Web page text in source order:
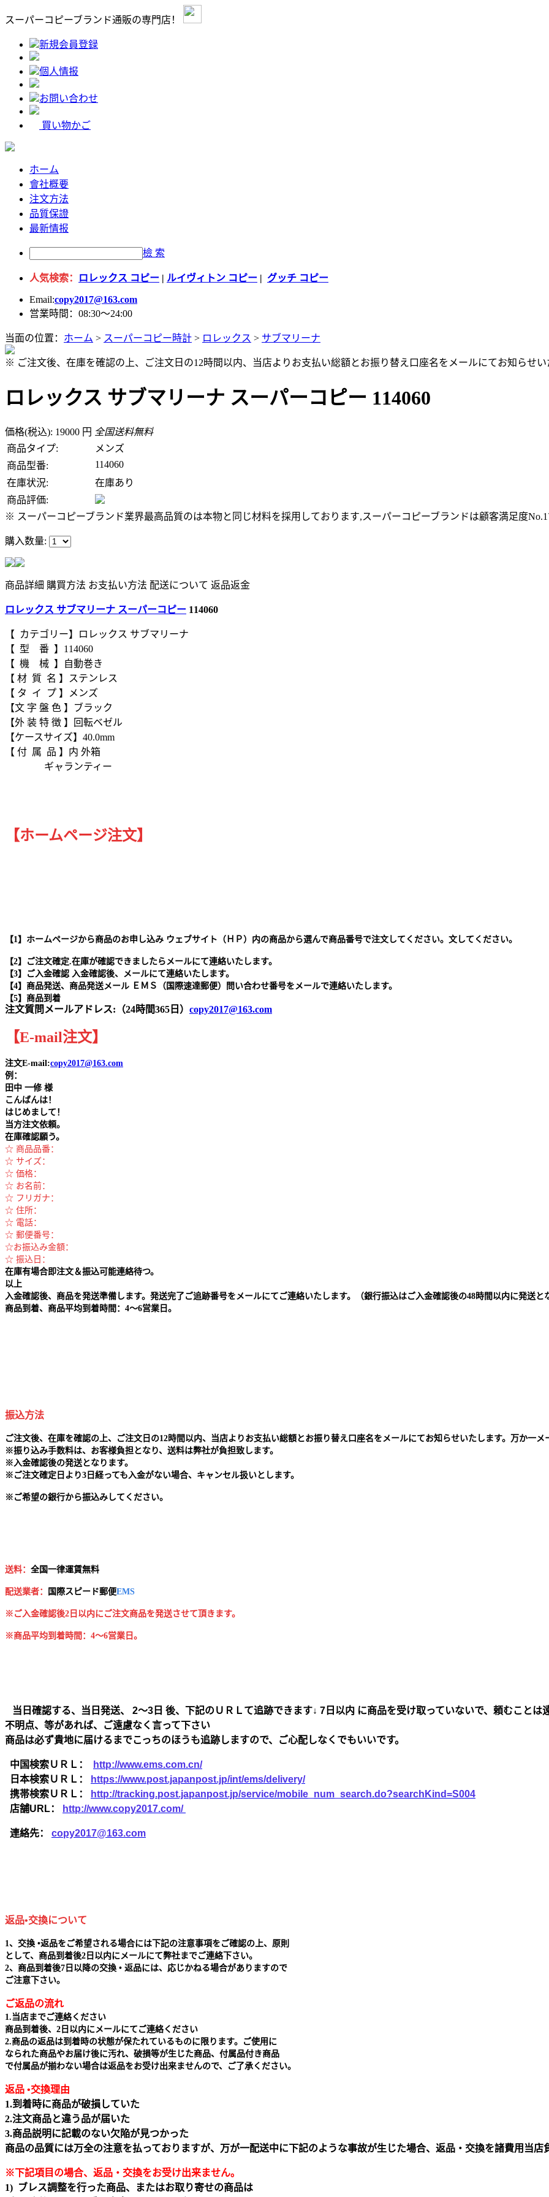
スーパーコピーブランド通販の専門店！
新規会員登録
個人情报
お問い合わせ
買い物かご
ホーム
會社概要
注文方法
品質保證
最新情报
檢 索
人気検索： ロレックス コピー | ルイヴィトン コピー | グッチ コピー
Email:copy2017@163.com
営業時間：08:30～24:00
当面の位置： ホーム > スーパーコピー時計 > ロレックス > サブマリーナ
※ ご注文後、在庫を確認の上、ご注文日の12時間以内、当店よりお支払い総額とお振り替え口座名をメールにてお知らせい
ロレックス サブマリーナ スーパーコピー 114060
価格(税込): 19000 円 全国送料無料
商品タイプ:
メンズ
商品型番:
114060
在庫状況:
在庫あり
商品評価:
※ スーパーコピーブランド業界最高品質のは本物と同じ材料を採用しております,スーパーコピーブランドは顧客満足度No.1
購入数量:
商品詳細 購買方法 お支払い方法 配送について 返品返金
ロレックス サブマリーナ スーパーコピー 114060
【 カテゴリー】ロレックス サブマリーナ
【 型 番 】114060
【 機 械 】自動巻き
【 材 質 名 】ステンレス
【 タ イ プ 】メンズ
【文 字 盤 色 】ブラック
【外 装 特 徴 】回転ベゼル
【ケースサイズ】40.0mm
【 付 属 品 】内 外箱
ギャランティー
【ホームページ注文】
【1】ホームページから商品のお申し込み ウェブサイト（ＨＰ）内の商品から選んで商品番号で注文してください。文してください。
【2】ご注文確定.在庫が確認できましたらメールにて連絡いたします。
【3】ご入金確認 入金確認後、メールにて連絡いたします。
【4】商品発送、商品発送メール ＥＭＳ（国際速達郵便）問い合わせ番号をメールで連絡いたします。
【5】商品到着
注文質問メールアドレス:（24時間365日） copy2017@163.com
【E-mail注文】
注文E-mail:copy2017@163.com
例：
田中 一修 様
こんばんは！
はじめまして！
当方注文依頼。
在庫確認願う。
☆ 商品品番：
☆ サイズ：
☆ 価格：
☆ お名前：
☆ フリガナ：
☆ 住所：
☆ 電話：
☆ 郵便番号：
☆お振込み金額：
☆ 振込日：
在庫有場合即注文＆振込可能連絡待つ。
以上
入金確認後、商品を発送準備します。発送完了ご追跡番号をメールにてご連絡いたします。（銀行振込はご入金確認後の48時間以内に発送と
商品到着、商品平均到着時間：4～6営業日。
振込方法
ご注文後、在庫を確認の上、ご注文日の12時間以内、当店よりお支払い総額とお振り替え口座名をメールにてお知らせいたします。万か一メ
※振り込み手数料は、お客様負担となり、送料は弊社が負担致します。
※ 入金確認後の発送となります。
※ ご注文確定日より3日経っても入金がない場合、キャンセル扱いとします。
※ ご希望の銀行から振込みしてください。
送料： 全国一律運賃無料
配送業者： 国 際スピード郵便EMS
※ご入金確認後2日以内にご注文商品を発送させて頂きます。
※商品平均到着時間：4～6営業日。
当日確認する、当日発送、 2～3日 後、下記のＵＲＬて追跡できます↓ 7日以内 に商品を受け取っていないで、頼むこと
不明点、等があれば、ご遠慮なく言って下さい
商品は必ず貴地に届けるまでこっちのほうも追跡しますので、ご心配しなくでもいいです。
中国検索ＵＲＬ：
http://www.ems.com.cn/
日本検索ＵＲＬ：
https://www.post.japanpost.jp/int/ems/delivery/
携帯検索ＵＲＬ：
http://tracking.post.japanpost.jp/service/mobile_num_search.do?searchKind=S004
店舗URL：
http://www.copy2017.com/
連絡先： copy2017@163.com
返品•交換について
1、交換 •返品をご希望される場合には下記の注意事項をご確認の上、原則
として、商品到着後2日以内にメールにて弊社までご連絡下さい。
2、商品到着後7日以降の交換 • 返品には、応じかねる場合がありますので
ご注意下さい。
ご返品の流れ
1.当店までご連絡ください
商品到着後、2日以内にメールにてご連絡ください
2.商品の返品は到着時の状態が保たれているものに限ります。ご使用に
なられた商品やお届け後に汚れ、破損等が生じた商品、付属品付き商品
で付属品が揃わない場合は返品をお受け出来ませんので、ご了承ください。
返品 •交換理由
1.到着時に商品が破損していた
2.注文商品と違う品が届いた
3.商品説明に記載のない欠陥が見つかった
商品の品質には万全の注意を払っておりますが、万が一配送中に下記のような事故が生じた場合、返品・交換を諸費用当店
※下記項目の場合、返品・交換をお受け出来ません｡
1) ブレス調整を行った商品、またはお取り寄せの商品は